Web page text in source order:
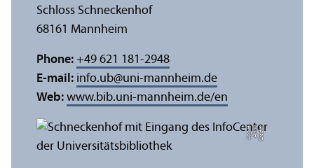
C
r
e
di
t:
A
n
n
a
L
o
g
u
e
Schloss Schneckenhof
68161 Mannheim
Phone: +49 621 181-2948
E-mail: info.ub@uni-mannheim.de
Web: www.bib.uni-mannheim.de/en